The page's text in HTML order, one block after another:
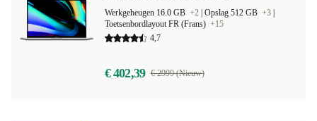
Werkgeheugen 16.0 GB +2 Opslag 512 GB +3
Toetsenbordlayout FR (Frans) +15
4,7
€ 402,39 € 2999 (Nieuw)